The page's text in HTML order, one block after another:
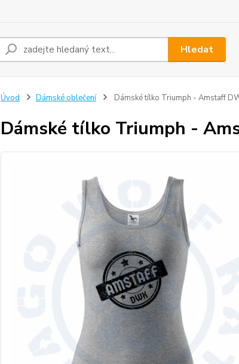
Hledat
Úvod Dámské oblečení Dámské tílko Triumph - Amstaff
Dámské tílko Triumph -